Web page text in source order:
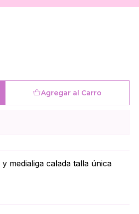
Agregar al Carro
medialiga calada talla única